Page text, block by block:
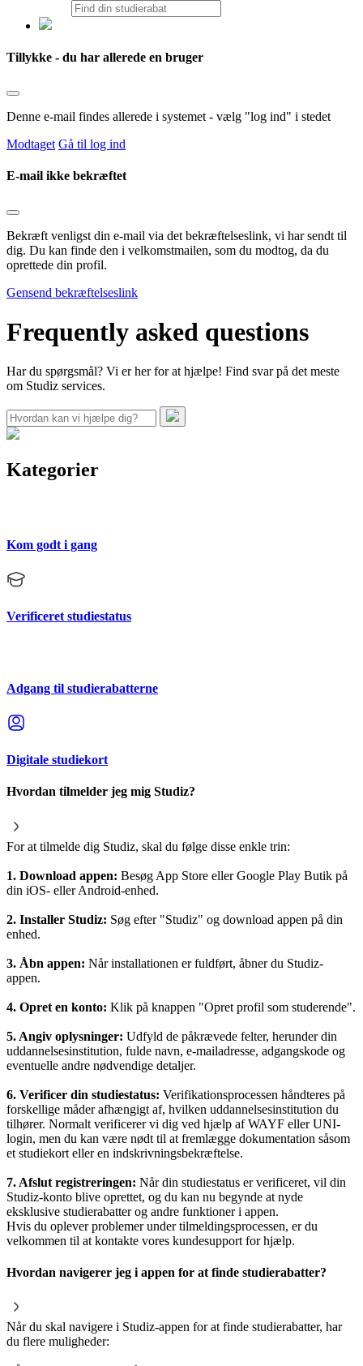
Tillykke - du har allerede en bruger
Denne e-mail findes allerede i systemet - vælg "log ind" i stedet
Modtaget Gå til log ind
E-mail ikke bekræftet
Bekræft venligst din e-mail via det bekræftelseslink, vi har sendt til
dig. Du kan finde den i velkomstmailen, som du modtog, da du
oprettede din profil.
Gensend bekræftelseslink
Frequently asked questions
Har du spørgsmål? Vi er her for at hjælpe! Find svar på det meste
om Studiz services.
Kategorier
Kom godt i gang
Verificeret studiestatus
Adgang til studierabatterne
Digitale studiekort
Hvordan tilmelder jeg mig Studiz?
For at tilmelde dig Studiz, skal du følge disse enkle trin:
1. Download appen: Besøg App Store eller Google Play Butik på
din iOS- eller Android-enhed.
2. Installer Studiz: Søg efter "Studiz" og download appen på din
enhed.
3. Åbn appen: Når installationen er fuldført, åbner du Studiz-
appen.
4. Opret en konto: Klik på knappen "Opret profil som studerende".
5. Angiv oplysninger: Udfyld de påkrævede felter, herunder din
uddannelsesinstitution, fulde navn, e-mailadresse, adgangskode og
eventuelle andre nødvendige detaljer.
6. Verificer din studiestatus: Verifikationsprocessen håndteres på
forskellige måder afhængigt af, hvilken uddannelsesinstitution du
tilhører. Normalt verificerer vi dig ved hjælp af WAYF eller UNI-
login, men du kan være nødt til at fremlægge dokumentation såsom
et studiekort eller en indskrivningsbekræftelse.
7. Afslut registreringen: Når din studiestatus er verificeret, vil din
Studiz-konto blive oprettet, og du kan nu begynde at nyde
eksklusive studierabatter og andre funktioner i appen.
Hvis du oplever problemer under tilmeldingsprocessen, er du
velkommen til at kontakte vores kundesupport for hjælp.
Hvordan navigerer jeg i appen for at finde studierabatter?
Når du skal navigere i Studiz-appen for at finde studierabatter, har
du flere muligheder: